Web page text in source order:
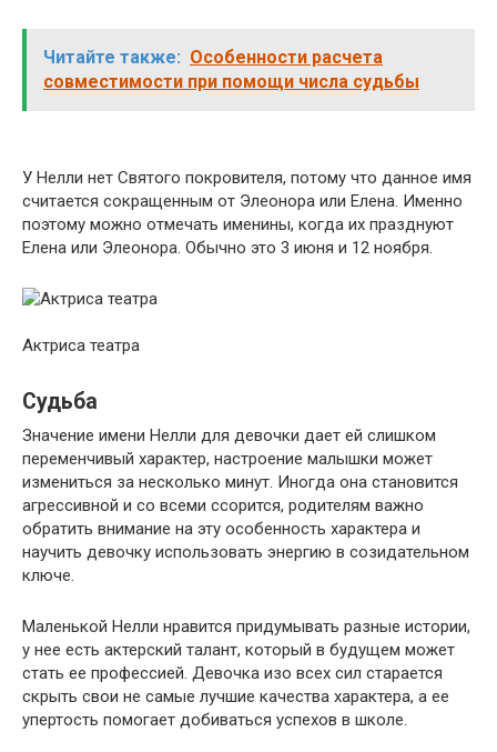
Читайте также: Особенности расчета
совместимости при помощи числа судьбы
У Нелли нет Святого покровителя, потому что данное имя
считается сокращенным от Элеонора или Елена. Именно
поэтому можно отмечать именины, когда их празднуют
Елена или Элеонора. Обычно это 3 июня и 12 ноября.
Актриса театра
Судьба
Значение имени Нелли для девочки дает ей слишком
переменчивый характер, настроение малышки может
измениться за несколько минут. Иногда она становится
агрессивной и со всеми ссорится, родителям важно
обратить внимание на эту особенность характера и
научить девочку использовать энергию в созидательном
ключе.
Маленькой Нелли нравится придумывать разные истории,
у нее есть актерский талант, который в будущем может
стать ее профессией. Девочка изо всех сил старается
скрыть свои не самые лучшие качества характера, а ее
упертость помогает добиваться успехов в школе.